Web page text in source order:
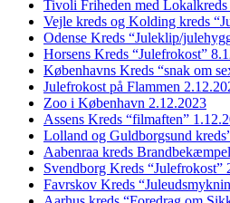
Tivoli Friheden med
Vejle kreds og Kolding kreds
Odense Kreds “Juleklip/
Horsens Kreds “Julefrokost”
Københavns Kreds “snak om
Julefrokost på Flammen
Zoo i København 2.12.2023
Assens Kreds “filmaften”
Lolland og Guldborgsund
Aabenraa kreds
Svendborg Kreds “Julefrokost”
Favrskov Kreds